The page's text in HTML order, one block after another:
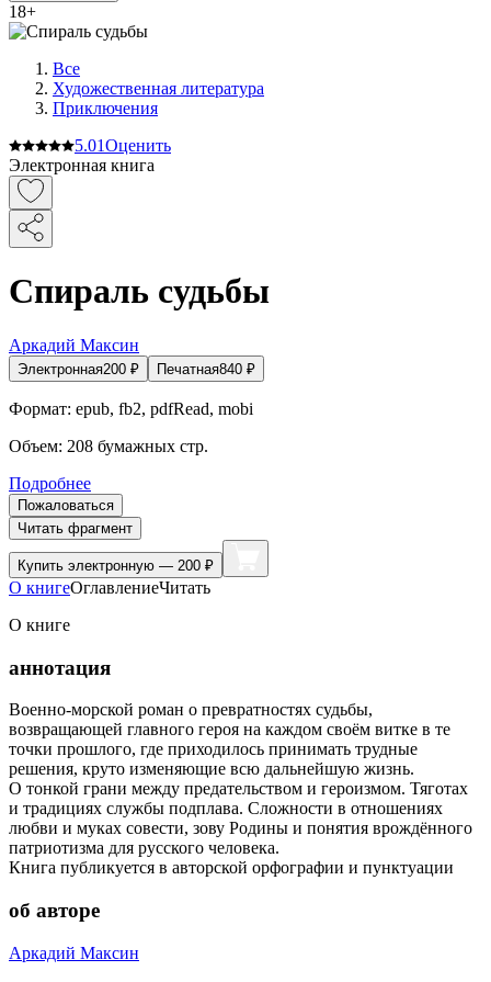
18+
Все
Художественная литература
Приключения
5.01Оценить
Электронная книга
Спираль судьбы
Аркадий Максин
Электронная200 ₽ Печатная840 ₽
Формат: epub, fb2, pdfRead, mobi
Объем: 208 бумажных стр.
Подробнее
Пожаловаться
Читать фрагмент
Купить электронную — 200 ₽
О книгеОглавлениеЧитать
О книге
аннотация
Военно-морской роман о превратностях судьбы,
возвращающей главного героя на каждом своём витке в те
точки прошлого, где приходилось принимать трудные
решения, круто изменяющие всю дальнейшую жизнь.
О тонкой грани между предательством и героизмом. Тяготах
и традициях службы подплава. Сложности в отношениях
любви и муках совести, зову Родины и понятия врождённого
патриотизма для русского человека.
Книга публикуется в авторской орфографии и пунктуации
об авторе
Аркадий Максин